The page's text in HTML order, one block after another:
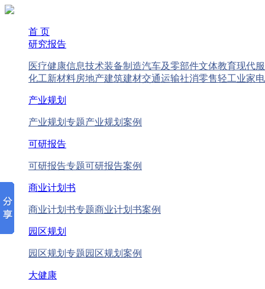
首 页
研究报告
医疗健康信息技术装备制造汽车及零部件文体教育现代
化工新材料房地产建筑建材交通运输社消零售轻工业家
产业规划
产业规划专题产业规划案例
可研报告
可研报告专题可研报告案例
商业计划书
商业计划书专题商业计划书案例
园区规划
园区规划专题园区规划案例
大健康